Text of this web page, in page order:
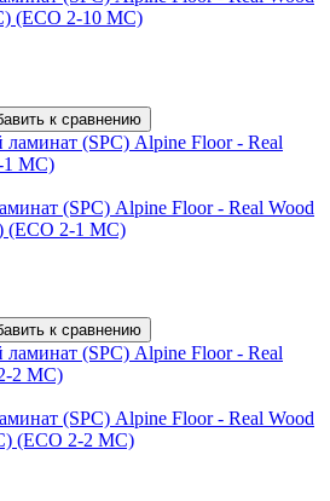
(ECO 2-10 MC)
к сравнению
(SPC) Alpine Floor - Real Wood
(ECO 2-1 MC)
к сравнению
(SPC) Alpine Floor - Real Wood
(ECO 2-2 MC)